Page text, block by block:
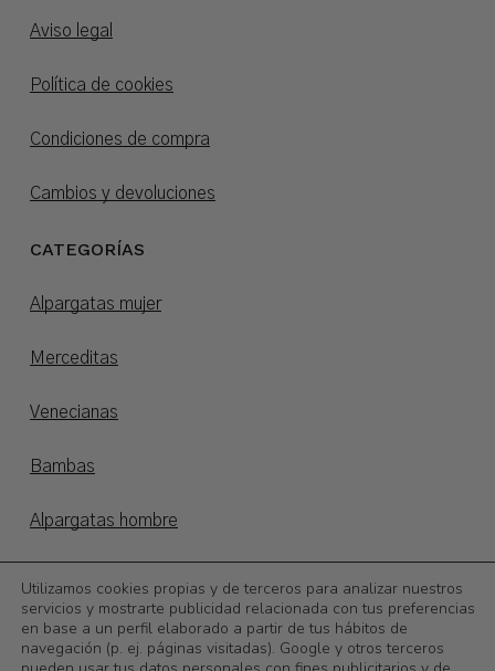
Aviso legal
Política de cookies
Condiciones de compra
Cambios y devoluciones
CATEGORÍAS
Alpargatas mujer
Merceditas
Venecianas
Bambas
Alpargatas hombre
Otoño/invierno
Utilizamos cookies propias y de terceros para analizar nuestros
servicios y mostrarte publicidad relacionada con tus preferencias
en base a un perfil elaborado a partir de tus hábitos de
navegación (p. ej. páginas visitadas). Google y otros terceros